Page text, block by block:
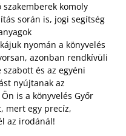
komoly
során is, jogi segítség
nyomán a könyvelés
azonban rendkívüli
és az egyéni
nyújtanak az
is a könyvelés Győr
mert egy precíz,
az irodánál!